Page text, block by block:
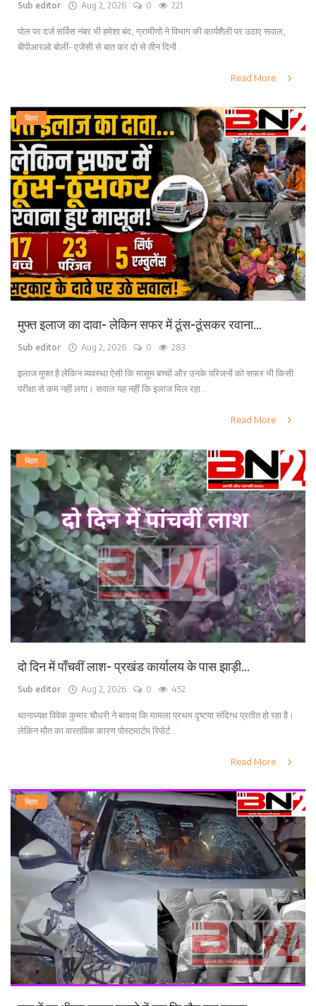
Sub editor Aug 2, 2026 0 221
पोल पर दर्ज सर्विस नंबर भी हमेशा बंद, ग्रामीणों ने विभाग की कार्यशैली पर उठाए सवाल,
बीपीआरओ बोलीं- एजेंसी से बात कर दो से तीन दिनों...
Read More
बिहार
मुफ्त इलाज का दावा- लेकिन सफर में ठूंस-ठूंसकर रवाना...
Sub editor Aug 2, 2026 0 283
इलाज मुफ्त है लेकिन व्यवस्था ऐसी कि मासूम बच्चों और उनके परिजनों को सफर भी किसी
परीक्षा से कम नहीं लगा। सवाल यह नहीं कि इलाज मिल रहा...
Read More
बिहार
दो दिन में पाँचवीं लाश- प्रखंड कार्यालय के पास झाड़ी...
Sub editor Aug 2, 2026 0 452
थानाध्यक्ष विवेक कुमार चौधरी ने बताया कि मामला प्रथम दृष्टया संदिग्ध प्रतीत हो रहा है।
लेकिन मौत का वास्तविक कारण पोस्टमार्टम रिपोर्ट...
Read More
बिहार